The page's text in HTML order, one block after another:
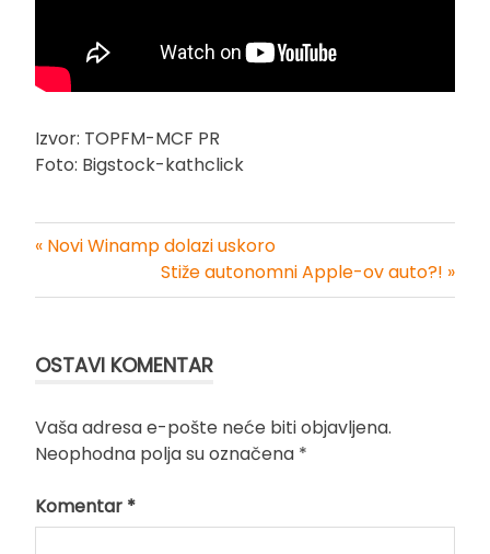
Izvor: TOPFM-MCF PR
Foto: Bigstock-kathclick
« Novi Winamp dolazi uskoro
Stiže autonomni Apple-ov auto?! »
OSTAVI KOMENTAR
Vaša adresa e-pošte neće biti objavljena.
Neophodna polja su označena *
Komentar *